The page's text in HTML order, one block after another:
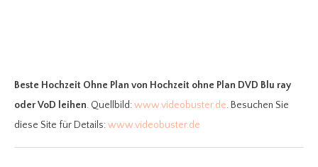
Beste Hochzeit Ohne Plan von Hochzeit ohne Plan DVD Blu ray
oder VoD leihen. Quellbild:www.videobuster.de. Besuchen Sie
diese Site für Details:www.videobuster.de